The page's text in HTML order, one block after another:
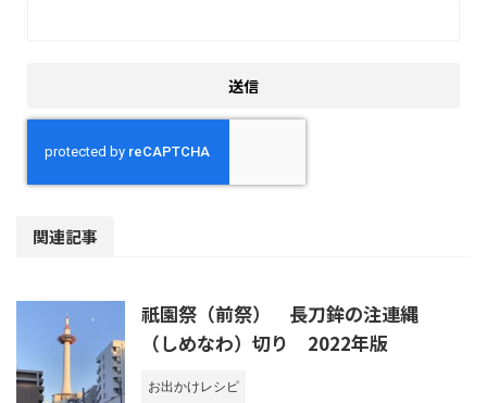
関連記事
祇園祭（前祭） 長刀鉾の注連縄
（しめなわ）切り 2022年版
お出かけレシピ